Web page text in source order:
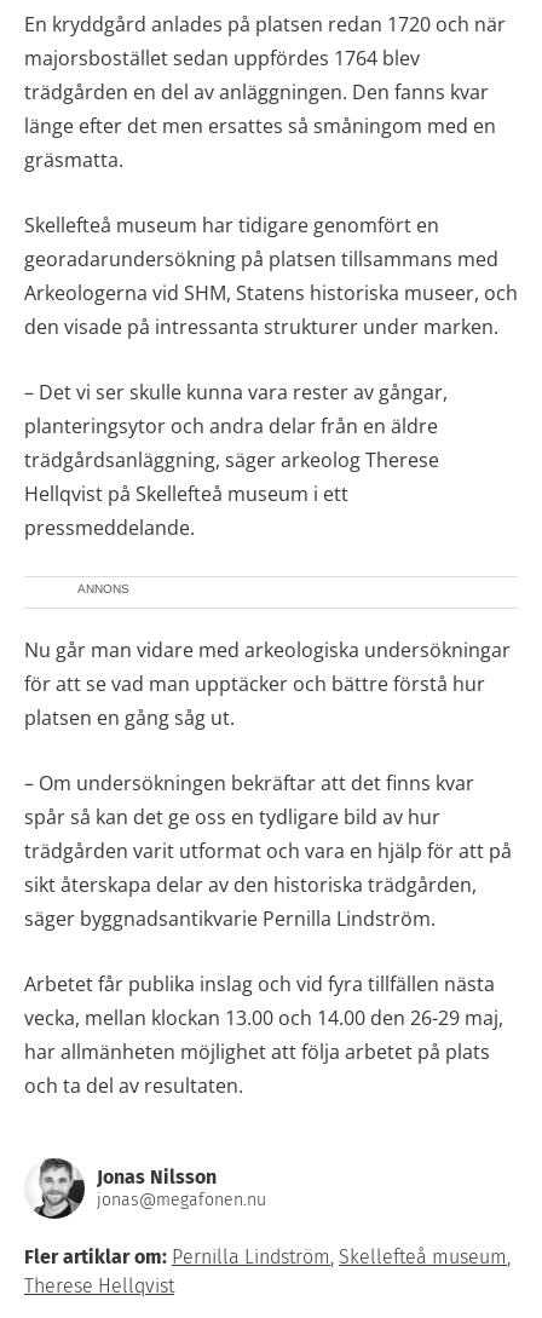
En kryddgård anlades på platsen redan 1720 och när
majorsbostället sedan uppfördes 1764 blev
trädgården en del av anläggningen. Den fanns kvar
länge efter det men ersattes så småningom med en
gräsmatta.
Skellefteå museum har tidigare genomfört en
georadarundersökning på platsen tillsammans med
Arkeologerna vid SHM, Statens historiska museer, och
den visade på intressanta strukturer under marken.
– Det vi ser skulle kunna vara rester av gångar,
planteringsytor och andra delar från en äldre
trädgårdsanläggning, säger arkeolog Therese
Hellqvist på Skellefteå museum i ett
pressmeddelande.
ANNONS
Nu går man vidare med arkeologiska undersökningar
för att se vad man upptäcker och bättre förstå hur
platsen en gång såg ut.
– Om undersökningen bekräftar att det finns kvar
spår så kan det ge oss en tydligare bild av hur
trädgården varit utformat och vara en hjälp för att på
sikt återskapa delar av den historiska trädgården,
säger byggnadsantikvarie Pernilla Lindström.
Arbetet får publika inslag och vid fyra tillfällen nästa
vecka, mellan klockan 13.00 och 14.00 den 26-29 maj,
har allmänheten möjlighet att följa arbetet på plats
och ta del av resultaten.
Jonas Nilsson
jonas@megafonen.nu
Fler artiklar om: Pernilla Lindström, Skellefteå museum,
Therese Hellqvist